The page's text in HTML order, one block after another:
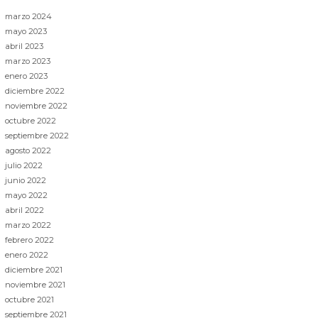
marzo 2024
mayo 2023
abril 2023
marzo 2023
enero 2023
diciembre 2022
noviembre 2022
octubre 2022
septiembre 2022
agosto 2022
julio 2022
junio 2022
mayo 2022
abril 2022
marzo 2022
febrero 2022
enero 2022
diciembre 2021
noviembre 2021
octubre 2021
septiembre 2021